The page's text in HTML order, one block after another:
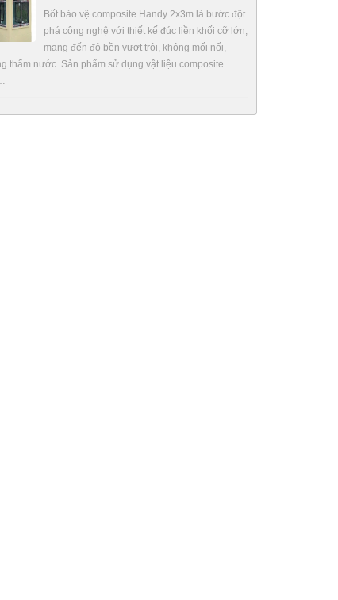
Bốt bảo vệ composite Handy 2x3m là bước đột
phá công nghệ với thiết kế đúc liền khối cỡ lớn,
mang đến độ bền vượt trội, không mối nối,
thấm nước. Sản phẩm sử dụng vật liệu composite